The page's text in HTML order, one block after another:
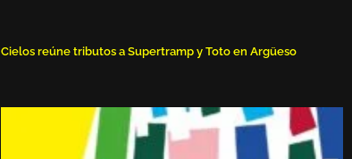
Cielos reúne tributos a Supertramp y Toto en Argüeso